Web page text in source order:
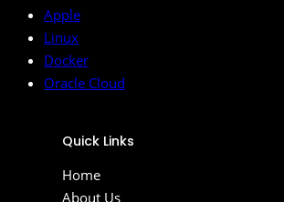
Apple
Linux
Docker
Oracle Cloud
Quick Links
Home
About Us